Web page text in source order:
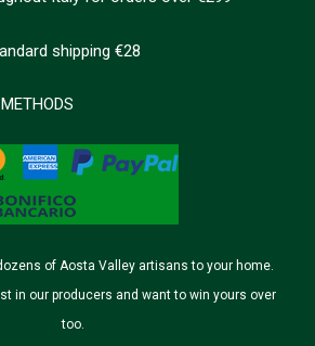
shipping €28
of Aosta Valley artisans to your home.
in our producers and want to win yours over
too.